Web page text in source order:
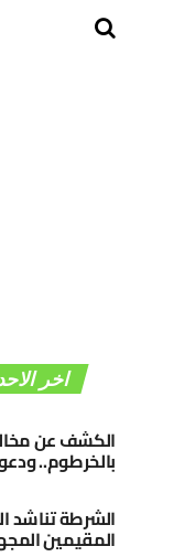
اخر
الكشف عن
بالخرطوم..
الشرطة تناشد
المقيمين